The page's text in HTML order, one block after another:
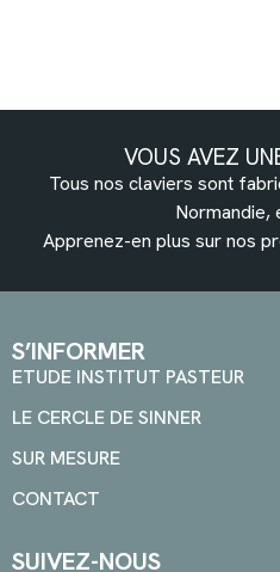
VOUS AVEZ
Tous nos claviers sont
Normandie,
Apprenez-en plus sur nos
S’INFORMER
ETUDE INSTITUT PASTEUR
LE CERCLE DE SINNER
SUR MESURE
CONTACT
SUIVEZ-NOUS